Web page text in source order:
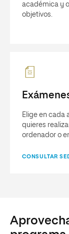
académica y
objetivos.
Elige en cada
quieres
ordenador o
CONSULTAR